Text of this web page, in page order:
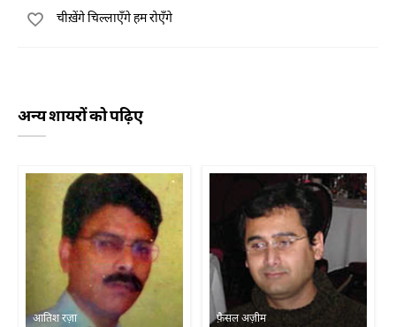
चीख़ेंगे चिल्लाएँगे हम रोएँगे
अन्य शायरों को पढ़िए
आतिश रज़ा फ़ैसल अज़ीम